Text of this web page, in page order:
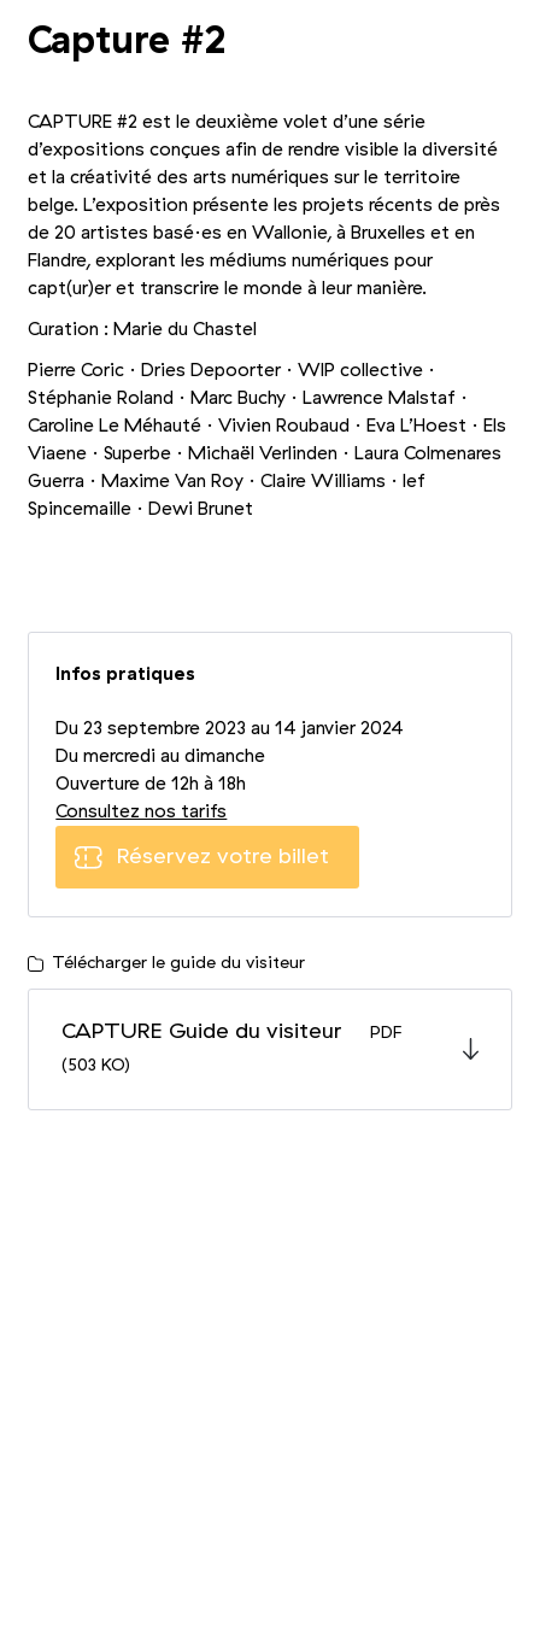
Capture #2
CAPTURE #2 est le deuxième volet d’une série
d’expositions conçues afin de rendre visible la diversité
et la créativité des arts numériques sur le territoire
belge. L’exposition présente les projets récents de près
de 20 artistes basé·es en Wallonie, à Bruxelles et en
Flandre, explorant les médiums numériques pour
capt(ur)er et transcrire le monde à leur manière.
Curation : Marie du Chastel
Pierre Coric · Dries Depoorter · WIP collective ·
Stéphanie Roland · Marc Buchy · Lawrence Malstaf ·
Caroline Le Méhauté · Vivien Roubaud · Eva L’Hoest · Els
Viaene · Superbe · Michaël Verlinden · Laura Colmenares
Guerra · Maxime Van Roy · Claire Williams · Ief
Spincemaille · Dewi Brunet
Infos pratiques
Du 23 septembre 2023 au 14 janvier 2024
Du mercredi au dimanche
Ouverture de 12h à 18h
Consultez nos tarifs
Réservez votre billet
Télécharger le guide du visiteur
CAPTURE Guide du visiteur
PDF
(503 KO)